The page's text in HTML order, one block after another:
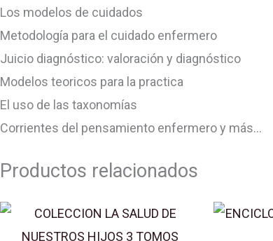
Los modelos de cuidados
Metodología para el cuidado enfermero
Juicio diagnóstico: valoración y diagnóstico
Modelos teoricos para la practica
El uso de las taxonomías
Corrientes del pensamiento enfermero y más…
Productos relacionados